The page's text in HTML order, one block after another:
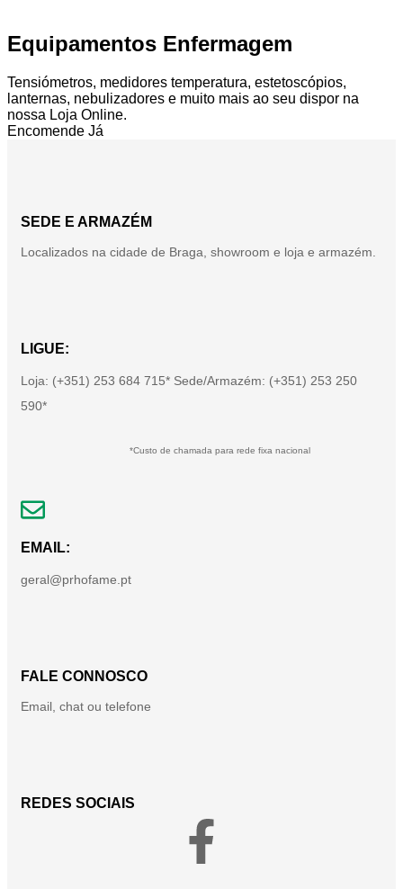
Equipamentos Enfermagem
Tensiómetros, medidores temperatura, estetoscópios,
lanternas, nebulizadores e muito mais ao seu dispor na
nossa Loja Online.
Encomende Já
SEDE E ARMAZÉM
Localizados na cidade de Braga, showroom e loja e armazém.
LIGUE:
Loja: (+351) 253 684 715* Sede/Armazém: (+351) 253 250
590*
*Custo de chamada para rede fixa nacional
EMAIL:
geral@prhofame.pt
FALE CONNOSCO
Email, chat ou telefone
REDES SOCIAIS